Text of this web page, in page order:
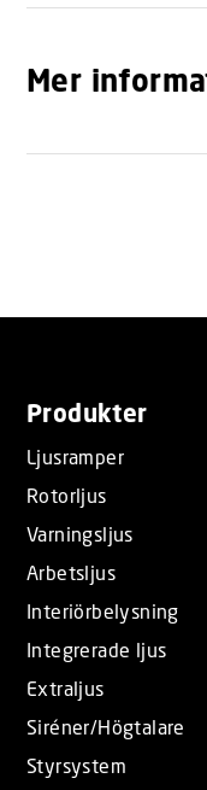
Mer
Produkter
Ljusramper
Rotorljus
Varningsljus
Arbetsljus
Interiörbelysning
Integrerade ljus
Extraljus
Siréner/Högtalare
Styrsystem